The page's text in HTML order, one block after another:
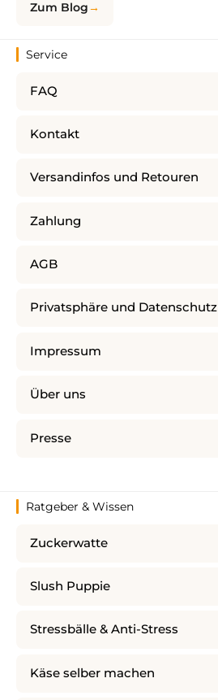
Zum Blog
Service
FAQ
Kontakt
Versandinfos und Retouren
Zahlung
AGB
Privatsphäre und Datenschutz
Impressum
Über uns
Presse
Ratgeber & Wissen
Zuckerwatte
Slush Puppie
Stressbälle & Anti-Stress
Käse selber machen